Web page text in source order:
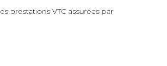
prestations VTC assurées par